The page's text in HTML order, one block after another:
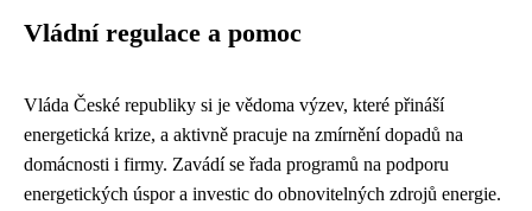
Vládní regulace a pomoc
Vláda České republiky si je vědoma výzev, které přináší
energetická krize, a aktivně pracuje na zmírnění dopadů na
domácnosti i firmy. Zavádí se řada programů na podporu
energetických úspor a investic do obnovitelných zdrojů energie.